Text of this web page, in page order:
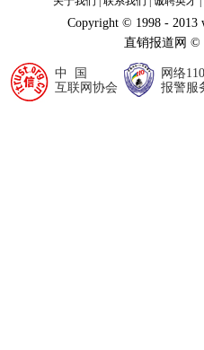
Copyright © 1998 - 2013
直销报道网
中 国
互联网协会
网络110
报警服